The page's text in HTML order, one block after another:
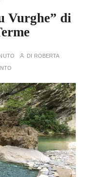
Vurghe” di
DI ROBERTA